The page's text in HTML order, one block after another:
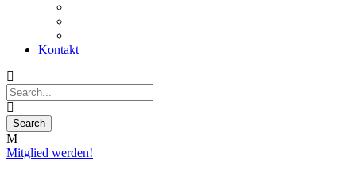
Kontakt
Mitglied werden!